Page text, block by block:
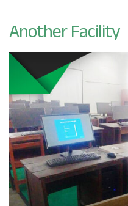
Another Facility